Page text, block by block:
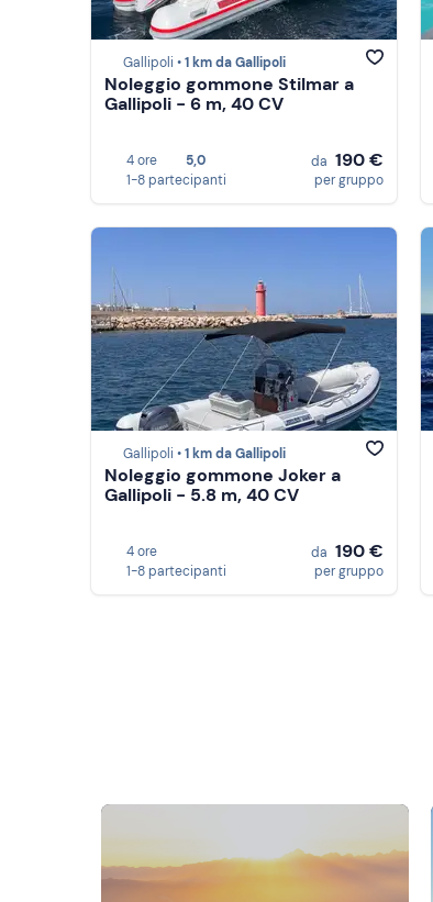
Gallipoli •1 km da Gallipoli
Noleggio gommone Stilmar a
Gallipoli - 6 m, 40 CV
4 ore
5,0
1-8 partecipanti
da 190 €
per gruppo
Gallipoli •1 km da Gallipoli
Noleggio gommone Joker a
Gallipoli - 5.8 m, 40 CV
4 ore
1-8 partecipanti
da 190 €
per gruppo